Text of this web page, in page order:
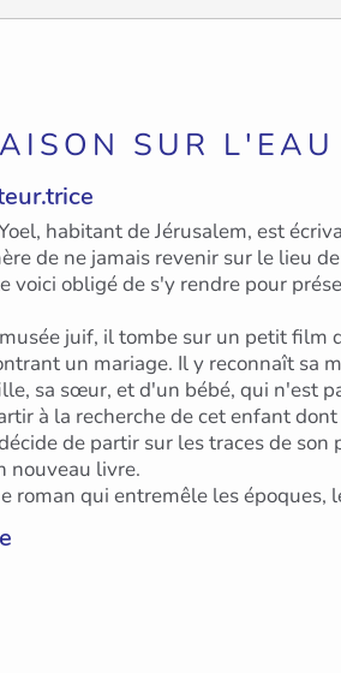
SUR L'EAU
habitant de Jérusalem, est
de ne jamais revenir sur le lieu
voici obligé de s'y rendre pour
juif, il tombe sur un petit film
un mariage. Il y reconnaît sa
sa sœur, et d'un bébé, qui n'est
à la recherche de cet enfant
de partir sur les traces de son
nouveau livre.
roman qui entremêle les époques,